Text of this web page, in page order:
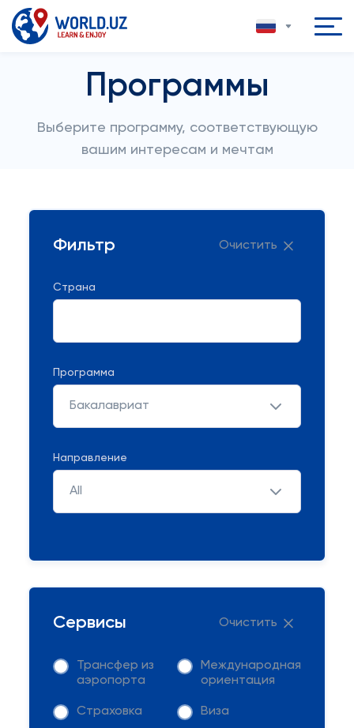
Программы
Выберите программу, соответствующую
вашим интересам и мечтам
Фильтр Очистить
Страна
Программа
Бакалавриат
Направление
All
Сервисы Очистить
Трансфер из
аэропорта
Международная
ориентация
Страховка Виза